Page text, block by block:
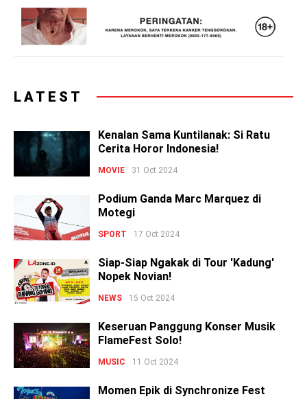
LATEST
Kenalan Sama Kuntilanak: Si Ratu
Cerita Horor Indonesia!
MOVIE 31 Oct 2024
Podium Ganda Marc Marquez di
Motegi
SPORT 17 Oct 2024
Siap-Siap Ngakak di Tour 'Kadung'
Nopek Novian!
NEWS 15 Oct 2024
Keseruan Panggung Konser Musik
FlameFest Solo!
MUSIC 11 Oct 2024
Momen Epik di Synchronize Fest